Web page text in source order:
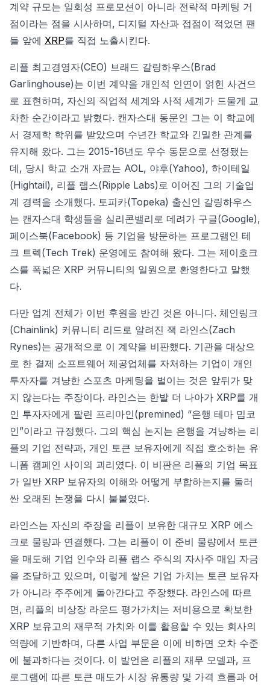
계약 규모는 일회성 프로모션이 아니라 전략적 마케팅 거
점이라는 점을 시사하며, 디지털 자산과 접점이 적었던 팬
들 앞에 XRP를 직접 노출시킨다.
리플 최고경영자(CEO) 브래드 갈링하우스(Brad
Garlinghouse)는 이번 계약을 개인적 인연이 얽힌 사건으
로 표현하며, 자신의 직업적 세계와 사적 세계가 드물게 교
차한 순간이라고 밝혔다. 캔자스대 동문인 그는 이 학교에
서 경제학 학위를 받았으며 수년간 학교와 긴밀한 관계를
유지해 왔다. 그는 2015-16년도 우수 동문으로 선정됐는
데, 당시 학교 소개 자료는 AOL, 야후(Yahoo), 하이테일
(Hightail), 리플 랩스(Ripple Labs)로 이어진 그의 기술업
계 경력을 소개했다. 토피카(Topeka) 출신인 갈링하우스
는 캔자스대 학생들을 실리콘밸리로 데려가 구글(Google),
페이스북(Facebook) 등 기업을 방문하는 프로그램인 테
크 트렉(Tech Trek) 운영에도 참여해 왔다. 그는 제이호크
스를 폭넓은 XRP 커뮤니티의 일원으로 환영한다고 말했
다.
다만 업계 전체가 이번 후원을 반긴 것은 아니다. 체인링크
(Chainlink) 커뮤니티 리드로 알려진 잭 라인스(Zach
Rynes)는 공개적으로 이 계약을 비판했다. 기관을 대상으
로 한 결제 소프트웨어 제공업체를 자처하는 기업이 개인
투자자를 겨냥한 스포츠 마케팅을 벌이는 것은 앞뒤가 맞
지 않는다는 주장이다. 라인스는 한발 더 나아가 XRP를 개
인 투자자에게 팔린 프리마인(premined) “은행 테마 밈코
인”이라고 규정했다. 그의 핵심 논지는 은행을 겨냥하는 리
플의 기업 전략과, 개인 토큰 보유자에게 직접 호소하는 유
니폼 캠페인 사이의 괴리였다. 이 비판은 리플의 기업 목표
가 일반 XRP 보유자의 이해와 어떻게 부합하는지를 둘러
싼 오래된 논쟁을 다시 불붙였다.
라인스는 자신의 주장을 리플이 보유한 대규모 XRP 에스
크로 물량과 연결했다. 그는 리플이 이 준비 물량에서 토큰
을 매도해 기업 인수와 리플 랩스 주식의 자사주 매입 자금
을 조달하고 있으며, 이렇게 쌓은 기업 가치는 토큰 보유자
가 아니라 주주에게 돌아간다고 주장했다. 라인스에 따르
면, 리플의 비상장 라운드 평가가치는 저비용으로 확보한
XRP 보유고의 재무적 가치와 이를 활용할 수 있는 회사의
역량에 기반하며, 다른 사업 부문은 이에 비하면 오차 수준
에 불과하다는 것이다. 이 발언은 리플의 재무 모델과, 프
로그램에 따른 토큰 매도가 시장 유통량 및 가격 흐름과 어